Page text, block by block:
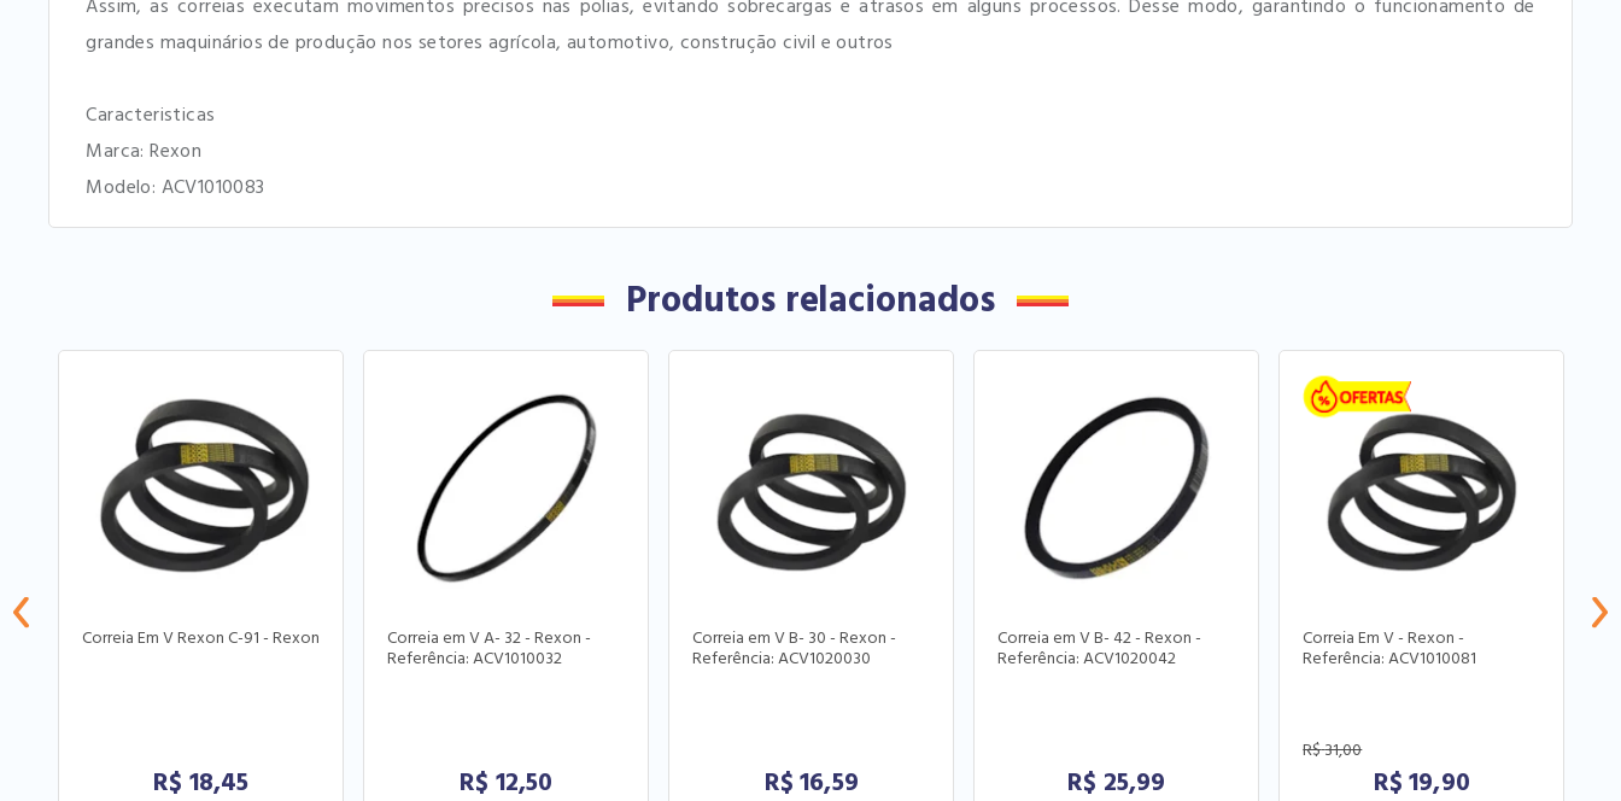
Assim, as correias executam movimentos precisos nas polias, evitando sobrecargas e atrasos em alguns processos. Desse modo, garantindo o funcionamento de
grandes maquinários de produção nos setores agrícola, automotivo, construção civil e outros
Caracteristicas
Marca: Rexon
Modelo: ACV1010083
Produtos relacionados
Correia Em V Rexon C-91 - Rexon
R$ 18,45
Correia em V A- 32 - Rexon -
Referência: ACV1010032
R$ 12,50
Correia em V B- 30 - Rexon -
Referência: ACV1020030
R$ 16,59
Correia em V B- 42 - Rexon -
Referência: ACV1020042
R$ 25,99
Correia Em V - Rexon -
Referência: ACV1010081
R$31,00
R$ 19,90